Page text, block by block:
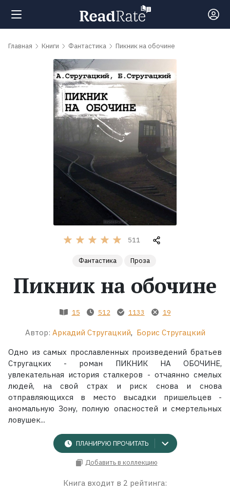
Поиск
Рейтинги
Серии
Экранизации
Коллекции
Главная Книги Фантастика Пикник на обочине
511
Фантастика Проза
Пикник на обочине
15 512 1133 19
Автор: Аркадий Стругацкий, Борис Стругацкий
Одно из самых прославленных произведений братьев
Стругацких - роман ПИКНИК НА ОБОЧИНЕ,
увлекательная история сталкеров - отчаянно смелых
людей, на свой страх и риск снова и снова
отправляющихся в место высадки пришельцев -
аномальную Зону, полную опасностей и смертельных
ловушек...
ПЛАНИРУЮ ПРОЧИТАТЬ
Добавить в коллекцию
Книга входит в 2 рейтинга: